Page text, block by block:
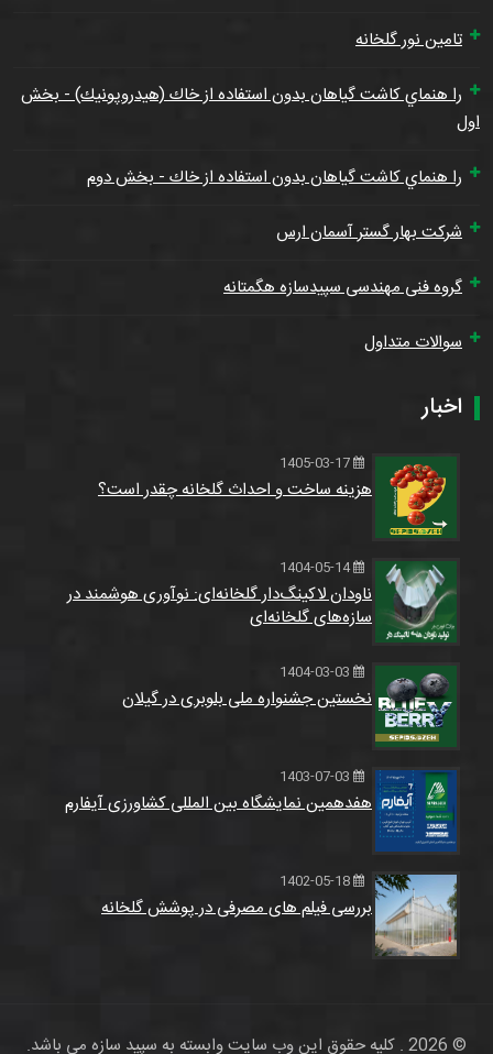
تامین نور گلخانه
را هنماي كاشت گياهان بدون استفاده از خاك (هيدروپونيك) - بخش
اول
را هنماي كاشت گياهان بدون استفاده از خاك - بخش دوم
شرکت بهار گستر آسمان ارس
گروه فنی مهندسی سپیدسازه هگمتانه
سوالات متداول
اخبار
هزینه ساخت و احداث گلخانه چقدر است؟
1404-05-14
ناودان لاکینگ‌دار گلخانه‌ای: نوآوری هوشمند در
سازه‌های گلخانه‌ای
نخستین جشنواره ملی بلوبری در گیلان
هفدهمین نمایشگاه بین المللی کشاورزی آیفارم
بررسی فیلم های مصرفی در پوشش گلخانه
© 2026 . کلیه حقوق این وب سایت وابسته به سپید سازه می باشد.